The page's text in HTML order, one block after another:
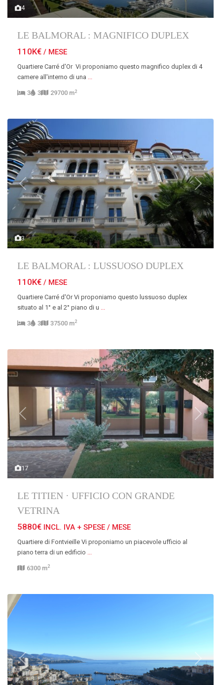
4
LE BALMORAL : MAGNIFICO DUPLEX
110K€ / MESE
Quartiere Carré d'Or Vi proponiamo questo magnifico duplex di 4
camere all'interno di una ...
3 3 29700 m2
3
Previous Next
LE BALMORAL : LUSSUOSO DUPLEX
110K€ / MESE
Quartiere Carré d'Or Vi proponiamo questo lussuoso duplex
situato al 1° e al 2° piano di u
3 3 37500 m2
17
Previous Next
LE TITIEN · UFFICIO CON GRANDE
VETRINA
5880€ INCL. IVA + SPESE / MESE
Quartiere di Fontvieille Vi proponiamo un piacevole ufficio al
piano terra di un edificio
6300 m2
Previous Next